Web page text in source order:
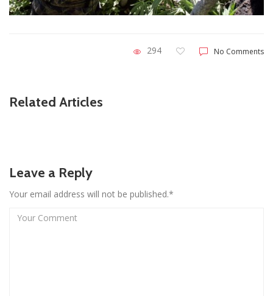
294 No Comments
Related Articles
Leave a Reply
Your email address will not be published.*